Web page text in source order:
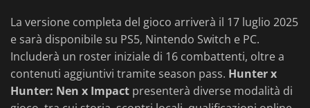
La versione completa del gioco arriverà il 17 luglio 2025
e sarà disponibile su PS5, Nintendo Switch e PC.
Includerà un roster iniziale di 16 combattenti, oltre a
contenuti aggiuntivi tramite season pass. Hunter x
Hunter: Nen x Impact presenterà diverse modalità di